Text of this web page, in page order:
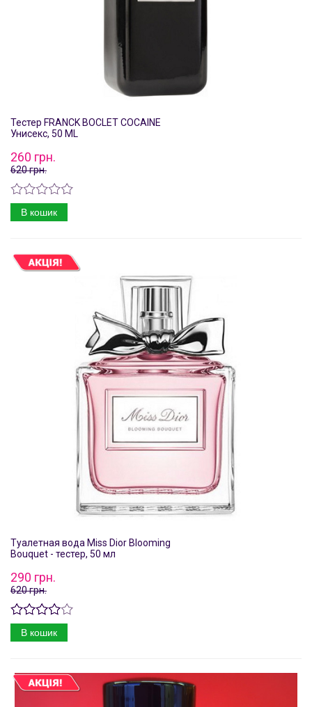
Тестер FRANCK BOCLET COCAINE
Унисекс, 50 ML
260 грн.
620 грн.
В кошик
Туалетная вода Miss Dior Blooming
Bouquet - тестер, 50 мл
290 грн.
620 грн.
В кошик